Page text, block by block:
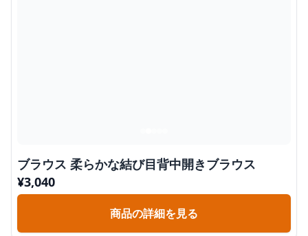
ブラウス 柔らかな結び目背中開きブラウス
¥3,040
商品の詳細を見る